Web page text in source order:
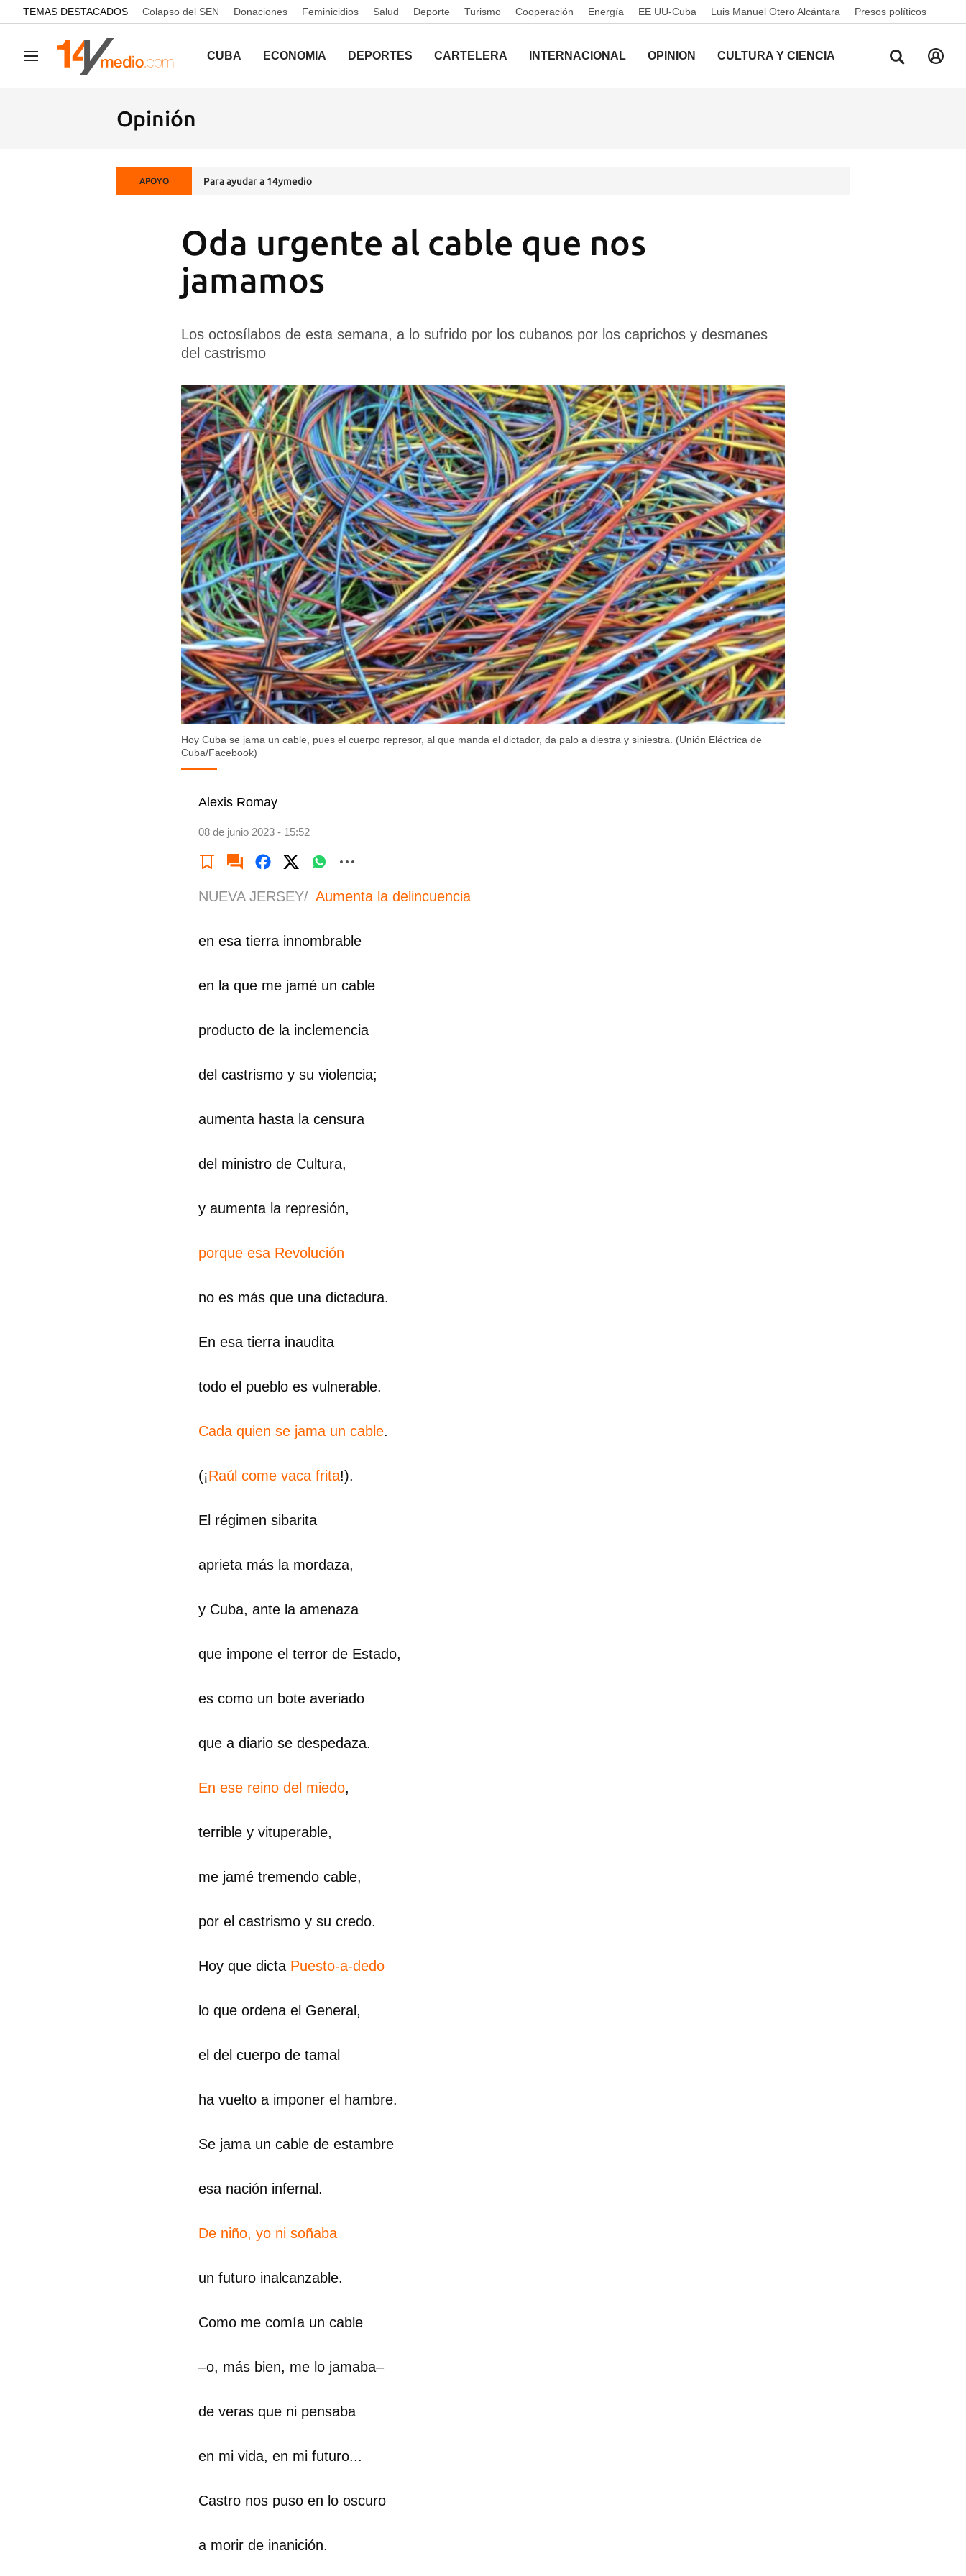
common.go-to-content
TEMAS DESTACADOS Colapso del SEN Donaciones Feminicidios Salud Deporte Turismo Cooperación Energía EE UU-Cuba Luis Manuel Otero Alcántara Presos políticos
Navegación CUBA ECONOMÍA DEPORTES CARTELERA INTERNACIONAL OPINIÓN CULTURA Y CIENCIA
Opinión
APOYO Para ayudar a 14ymedio
Oda urgente al cable que nos
jamamos
Los octosílabos de esta semana, a lo sufrido por los cubanos por los caprichos y desmanes
del castrismo
Hoy Cuba se jama un cable, pues el cuerpo represor, al que manda el dictador, da palo a diestra y siniestra. (Unión Eléctrica de
Cuba/Facebook)
Alexis Romay
08 de junio 2023 - 15:52
Guardar como favorito
NUEVA JERSEY/ Aumenta la delincuencia
en esa tierra innombrable
en la que me jamé un cable
producto de la inclemencia
del castrismo y su violencia;
aumenta hasta la censura
del ministro de Cultura,
y aumenta la represión,
porque esa Revolución
no es más que una dictadura.
En esa tierra inaudita
todo el pueblo es vulnerable.
Cada quien se jama un cable.
(¡Raúl come vaca frita!).
El régimen sibarita
aprieta más la mordaza,
y Cuba, ante la amenaza
que impone el terror de Estado,
es como un bote averiado
que a diario se despedaza.
En ese reino del miedo,
terrible y vituperable,
me jamé tremendo cable,
por el castrismo y su credo.
Hoy que dicta Puesto-a-dedo
lo que ordena el General,
el del cuerpo de tamal
ha vuelto a imponer el hambre.
Se jama un cable de estambre
esa nación infernal.
De niño, yo ni soñaba
un futuro inalcanzable.
Como me comía un cable
–o, más bien, me lo jamaba–
de veras que ni pensaba
en mi vida, en mi futuro...
Castro nos puso en lo oscuro
a morir de inanición.